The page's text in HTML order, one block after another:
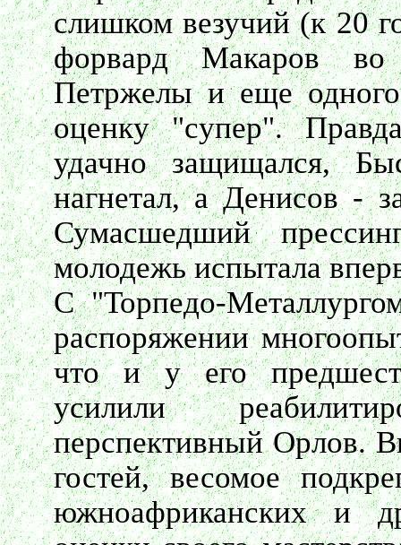
слишком везучий (к 20
форвард Макаров во
Петржелы и еще
оценку "супер".
удачно защищался,
нагнетал, а Денисов -
Сумасшедший
молодежь испытала
С "Торпедо-
распоряжении
что и у его
усилили
перспективный Орлов.
гостей, весомое
южноафриканских и